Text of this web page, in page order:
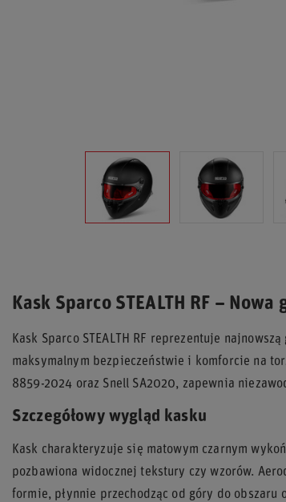
Kask Sparco STEALTH RF –
Kask Sparco STEALTH RF reprezentuje
maksymalnym bezpieczeństwie i komforcie na
8859-2024 oraz Snell SA2020, zapewnia
Szczegółowy wygląd kasku
Kask charakteryzuje się matowym czarnym
pozbawiona widocznej tekstury czy wzorów.
formie, płynnie przechodząc od góry do obszaru